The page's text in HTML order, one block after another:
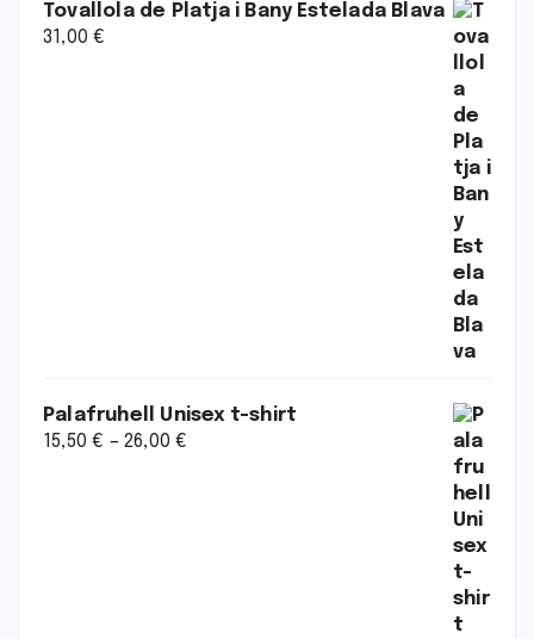
Tovallola de Platja i Bany Estelada Blava
31,00€
Palafruhell Unisex t-shirt
15,50€ – 26,00€